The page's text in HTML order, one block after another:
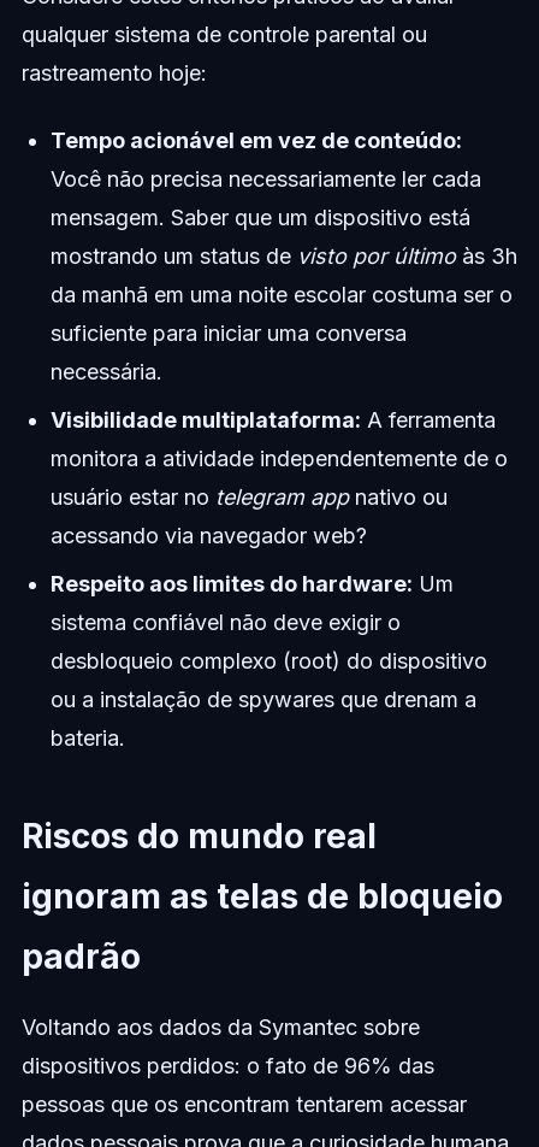
qualquer sistema de controle parental ou
rastreamento hoje:
Tempo acionável em vez de conteúdo:
Você não precisa necessariamente ler cada
mensagem. Saber que um dispositivo está
mostrando um status de visto por últimoàs 3h
da manhã em uma noite escolar costuma ser o
suficiente para iniciar uma conversa
necessária.
Visibilidade multiplataforma: A ferramenta
monitora a atividade independentemente de o
usuário estar no telegram appnativo ou
acessando via navegador web?
Respeito aos limites do hardware: Um
sistema confiável não deve exigir o
desbloqueio complexo (root) do dispositivo
ou a instalação de spywares que drenam a
bateria.
Riscos do mundo real
ignoram as telas de bloqueio
padrão
Voltando aos dados da Symantec sobre
dispositivos perdidos: o fato de 96% das
pessoas que os encontram tentarem acessar